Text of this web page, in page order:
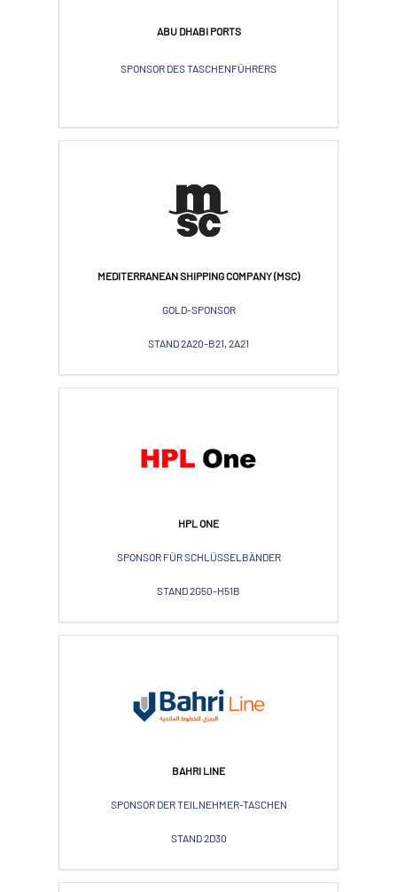
ABU DHABI PORTS
SPONSOR DES TASCHENFÜHRERS
MEDITERRANEAN SHIPPING COMPANY (MSC)
GOLD-SPONSOR
STAND 2A20-B21, 2A21
HPL ONE
SPONSOR FÜR SCHLÜSSELBÄNDER
STAND 2G50-H51B
BAHRI LINE
SPONSOR DER TEILNEHMER-TASCHEN
STAND 2D30